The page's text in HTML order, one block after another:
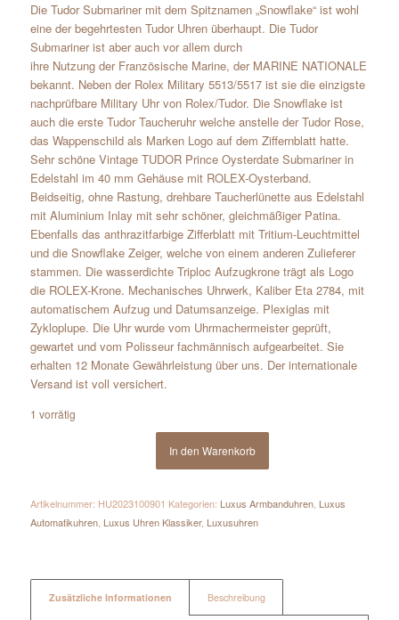
Die Tudor Submariner mit dem Spitznamen „Snowflake“ ist wohl
eine der begehrtesten Tudor Uhren überhaupt. Die Tudor
Submariner ist aber auch vor allem durch
ihre Nutzung der Französische Marine, der MARINE NATIONALE
bekannt. Neben der Rolex Military 5513/5517 ist sie die einzigste
nachprüfbare Military Uhr von Rolex/Tudor. Die Snowflake ist
auch die erste Tudor Taucheruhr welche anstelle der Tudor Rose,
das Wappenschild als Marken Logo auf dem Ziffernblatt hatte.
Sehr schöne Vintage TUDOR Prince Oysterdate Submariner in
Edelstahl im 40 mm Gehäuse mit ROLEX-Oysterband.
Beidseitig, ohne Rastung, drehbare Taucherlünette aus Edelstahl
mit Aluminium Inlay mit sehr schöner, gleichmäßiger Patina.
Ebenfalls das anthrazitfarbige Zifferblatt mit Tritium-Leuchtmittel
und die Snowflake Zeiger, welche von einem anderen Zulieferer
stammen. Die wasserdichte Triploc Aufzugkrone trägt als Logo
die ROLEX-Krone. Mechanisches Uhrwerk, Kaliber Eta 2784, mit
automatischem Aufzug und Datumsanzeige. Plexiglas mit
Zykloplupe. Die Uhr wurde vom Uhrmachermeister geprüft,
gewartet und vom Polisseur fachmännisch aufgearbeitet. Sie
erhalten 12 Monate Gewährleistung über uns. Der internationale
Versand ist voll versichert.
1 vorrätig
In den Warenkorb
Artikelnummer: HU2023100901 Kategorien: Luxus Armbanduhren, Luxus
Automatikuhren, Luxus Uhren Klassiker, Luxusuhren
Zusätzliche Informationen Beschreibung